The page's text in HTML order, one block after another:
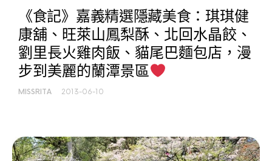
《食記》嘉義精選隱藏美食：琪琪健
康舖、旺萊山鳳梨酥、北回水晶餃、
劉里長火雞肉飯、貓尾巴麵包店，漫
步到美麗的蘭潭景區
MISSRITA 2013-06-10